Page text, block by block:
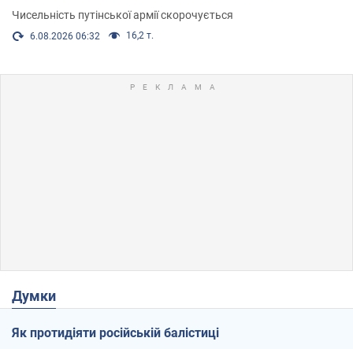
Чисельність путінської армії скорочується
6.08.2026 06:32 16,2 т.
Думки
Як протидіяти російській балістиці